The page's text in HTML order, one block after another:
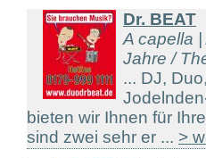
Dr. BEAT
A capella
Jahre /
... DJ,
bieten wir Ihnen für
sind zwei sehr er ... >